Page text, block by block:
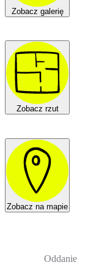
Zobacz galerię
Zobacz rzut
Zobacz na mapie
Oddanie